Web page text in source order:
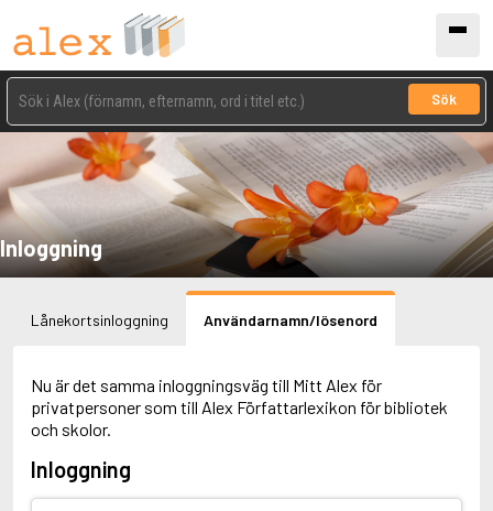
Sök
Inloggning
Lånekortsinloggning Användarnamn/lösenord
Nu är det samma inloggningsväg till Mitt Alex för
privatpersoner som till Alex Författarlexikon för bibliotek
och skolor.
Inloggning